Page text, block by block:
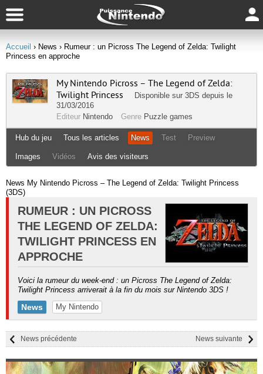
Accueil › News › Rumeur : un Picross The Legend of Zelda: Twilight
Princess en approche
My Nintendo Picross – The Legend of Zelda:
Twilight Princess
Disponible sur 3DS depuis le
31/03/2016
Editeur Nintendo Genre Puzzle games
Hub du jeu Tous les articles News Test Preview
Images Vidéos Avis des visiteurs
News My Nintendo Picross – The Legend of Zelda: Twilight Princess
(3DS)
RUMEUR : UN PICROSS
THE LEGEND OF ZELDA:
TWILIGHT PRINCESS EN
APPROCHE
Voici la rumeur du week-end : un Picross The Legend of Zelda:
Twilight Princess arriverait à la fin du mois sur Nintendo 3DS !
News My Nintendo
News suivante
News précédente